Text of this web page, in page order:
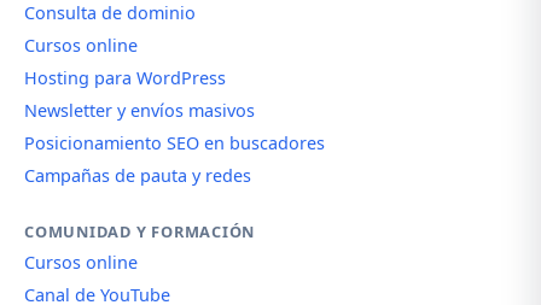
Consulta de dominio
Cursos online
Hosting para WordPress
Newsletter y envíos masivos
Posicionamiento SEO en buscadores
Campañas de pauta y redes
COMUNIDAD Y FORMACIÓN
Cursos online
Canal de YouTube